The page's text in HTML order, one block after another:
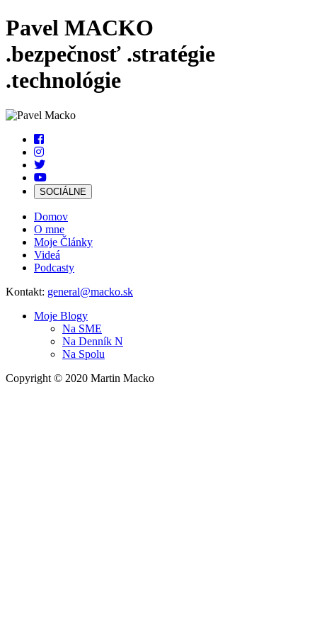
Pavel MACKO
.bezpečnosť .stratégie
.technológie
SOCIÁLNE
Domov
O mne
Moje Články
Videá
Podcasty
Kontakt: general@macko.sk
Moje Blogy
Na SME
Na Denník N
Na Spolu
Copyright © 2020 Martin Macko